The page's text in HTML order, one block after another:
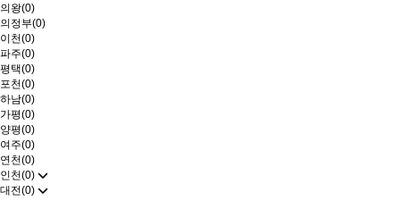
의왕(0)
의정부(0)
이천(0)
파주(0)
평택(0)
포천(0)
하남(0)
가평(0)
양평(0)
여주(0)
연천(0)
인천(0)
대전(0)